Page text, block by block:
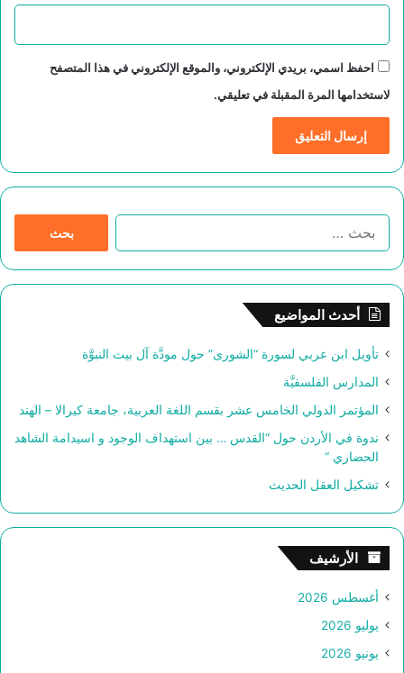
احفظ اسمي، بريدي الإلكتروني، والموقع الإلكتروني في هذا المتصفح
لاستخدامها المرة المقبلة في تعليقي.
ح
:
أحدث المواضيع
تأويل ابن عربي لسورة “الشورى” حول مودَّة آل بيت النبوَّة
المدارس الفلسفيَّة
المؤتمر الدولي الخامس عشر بقسم اللغة العربية، جامعة كيرالا – الهند
ندوة في الأردن حول “القدس … بين استهداف الوجود و اسيدامة الشاهد
الحضاري “
تشكيل العقل الحديث
الأرشيف
أغسطس 2026
يوليو 2026
يونيو 2026